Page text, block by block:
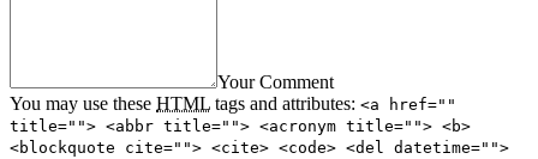
Your Comment
You may use these HTML tags and attributes: <a href=""
title=""> <abbr title=""> <acronym title=""> <b>
<blockquote cite=""> <cite> <code> <del datetime="">